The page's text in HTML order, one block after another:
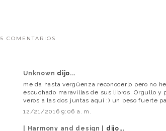
5 COMENTARIOS
Unknown dijo...
me da hasta vergüenza reconocerlo pero no
escuchado maravillas de sus libros. Orgullo y
veros a las dos juntas aquí :) un beso fuerte
12/21/2016 9:06 a. m.
| Harmony and design | dijo...